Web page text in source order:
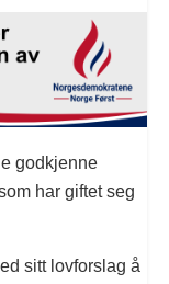
godkjenne
har giftet seg
sitt lovforslag å